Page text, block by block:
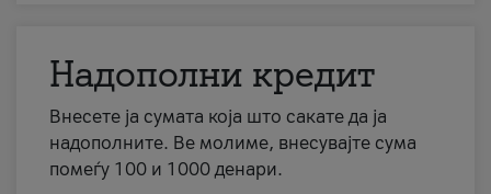
Надополни кредит
Внесете ја сумата која што сакате да ја
надополните. Ве молиме, внесувајте сума
помеѓу 100 и 1000 денари.